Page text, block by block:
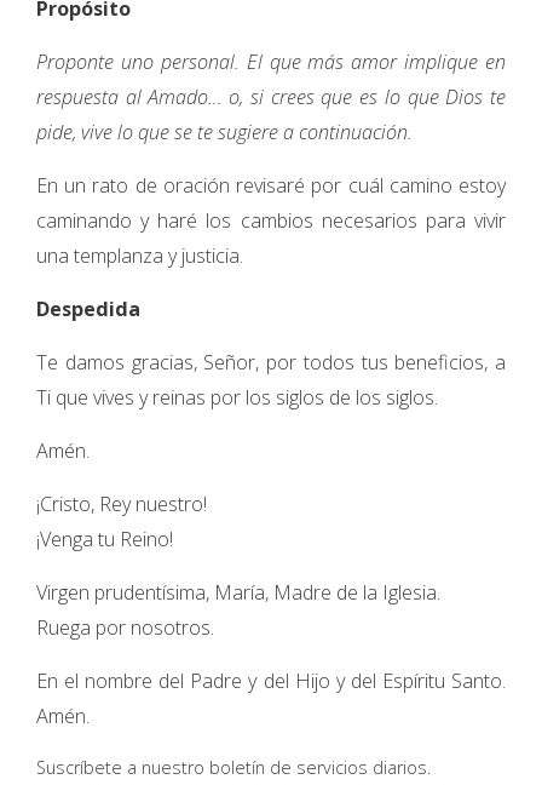
Propósito
Proponte uno personal. El que más amor implique en
respuesta al Amado… o, si crees que es lo que Dios te
pide, vive lo que se te sugiere a continuación.
En un rato de oración revisaré por cuál camino estoy
caminando y haré los cambios necesarios para vivir
una templanza y justicia.
Despedida
Te damos gracias, Señor, por todos tus beneficios, a
Ti que vives y reinas por los siglos de los siglos.
Amén.
¡Cristo, Rey nuestro!
¡Venga tu Reino!
Virgen prudentísima, María, Madre de la Iglesia.
Ruega por nosotros.
En el nombre del Padre y del Hijo y del Espíritu Santo.
Amén.
Suscríbete a nuestro boletín de servicios diarios.